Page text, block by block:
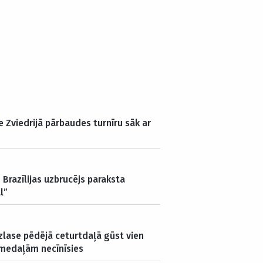
Zviedrijā pārbaudes turnīru sāk ar
uzbrucējs paraksta
pēdējā ceturtdaļā gūst vien
necīnīsies